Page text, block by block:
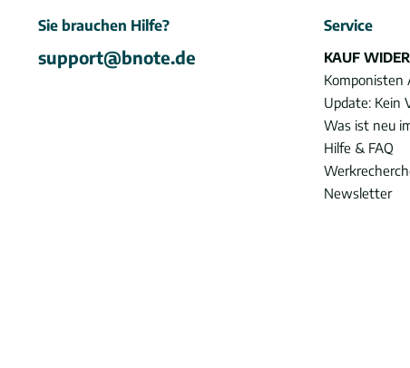
Sie brauchen Hilfe?
support@bnote.de
Service
KAUF
Komponisten
Update: Kein
Was ist neu
Hilfe & FAQ
Newsletter